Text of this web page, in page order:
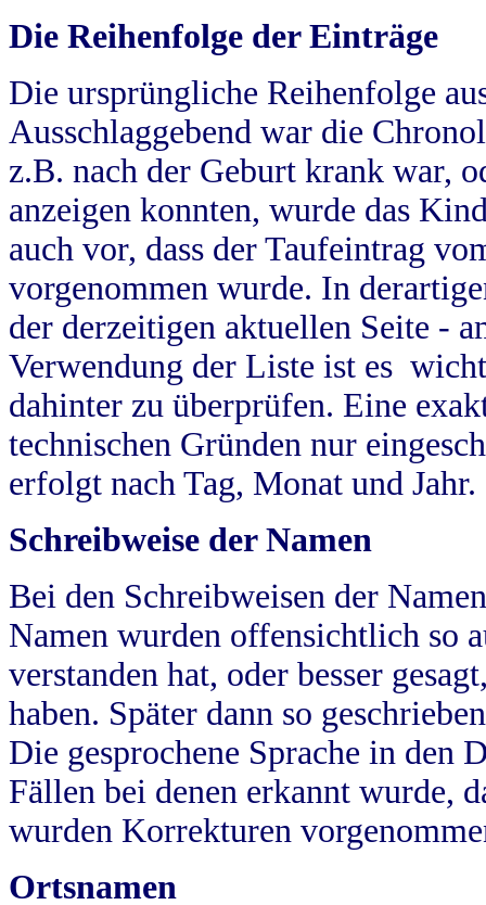
Die Reihenfolge der Einträge
Die ursprüngliche Reihenfolge
Ausschlaggebend war die
z.B. nach der Geburt krank war,
anzeigen konnten, wurde das
auch vor, dass der Taufeintrag
vorgenommen wurde. In
der derzeitigen aktuellen Seite -
Verwendung der Liste ist es
dahinter zu überprüfen. Eine
technischen Gründen nur
erfolgt nach Tag, Monat und Jahr.
Schreibweise der Namen
Bei den Schreibweisen der
Namen wurden offensichtlich so
verstanden hat, oder besser
haben. Später dann so
Die gesprochene Sprache in
Fällen bei denen erkannt wurde,
wurden Korrekturen
Ortsnamen